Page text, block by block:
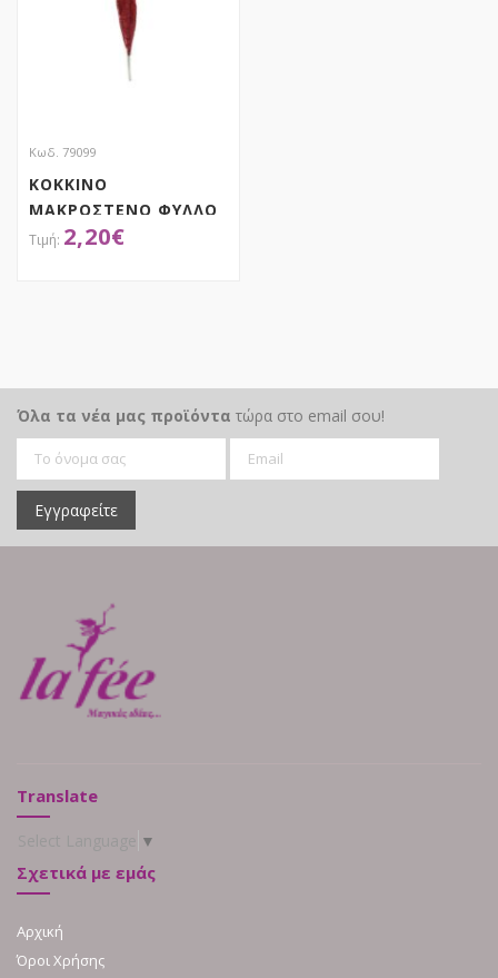
Κωδ. 79099
ΚΟΚΚΙΝΟ
ΜΑΚΡΟΣΤΕΝΟ ΦΥΛΛΟ
ΚΛΑΔΙ 84ΕΚ
2,20€
Όλα τα νέα μας προϊόντα τώρα στο email σου!
Εγγραφείτε
Translate
▼
Σχετικά με εμάς
Αρχική
Όροι Χρήσης